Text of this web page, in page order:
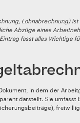
Lohnabrechnung)
Abzüge eines
fasst alles Wichtige
in dem der
darstellt. Sie umfasst